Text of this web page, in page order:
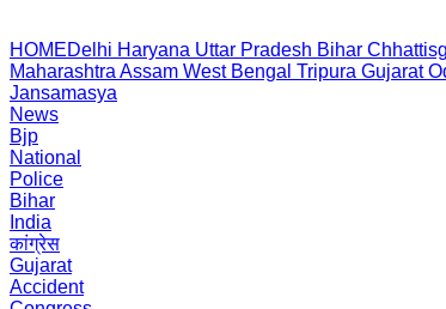
HOMEDelhi Haryana Uttar Pradesh Bihar
Maharashtra Assam West Bengal Tripura Gujarat
Jansamasya
News
Bjp
National
Police
Bihar
India
कांग्रेस
Gujarat
Accident